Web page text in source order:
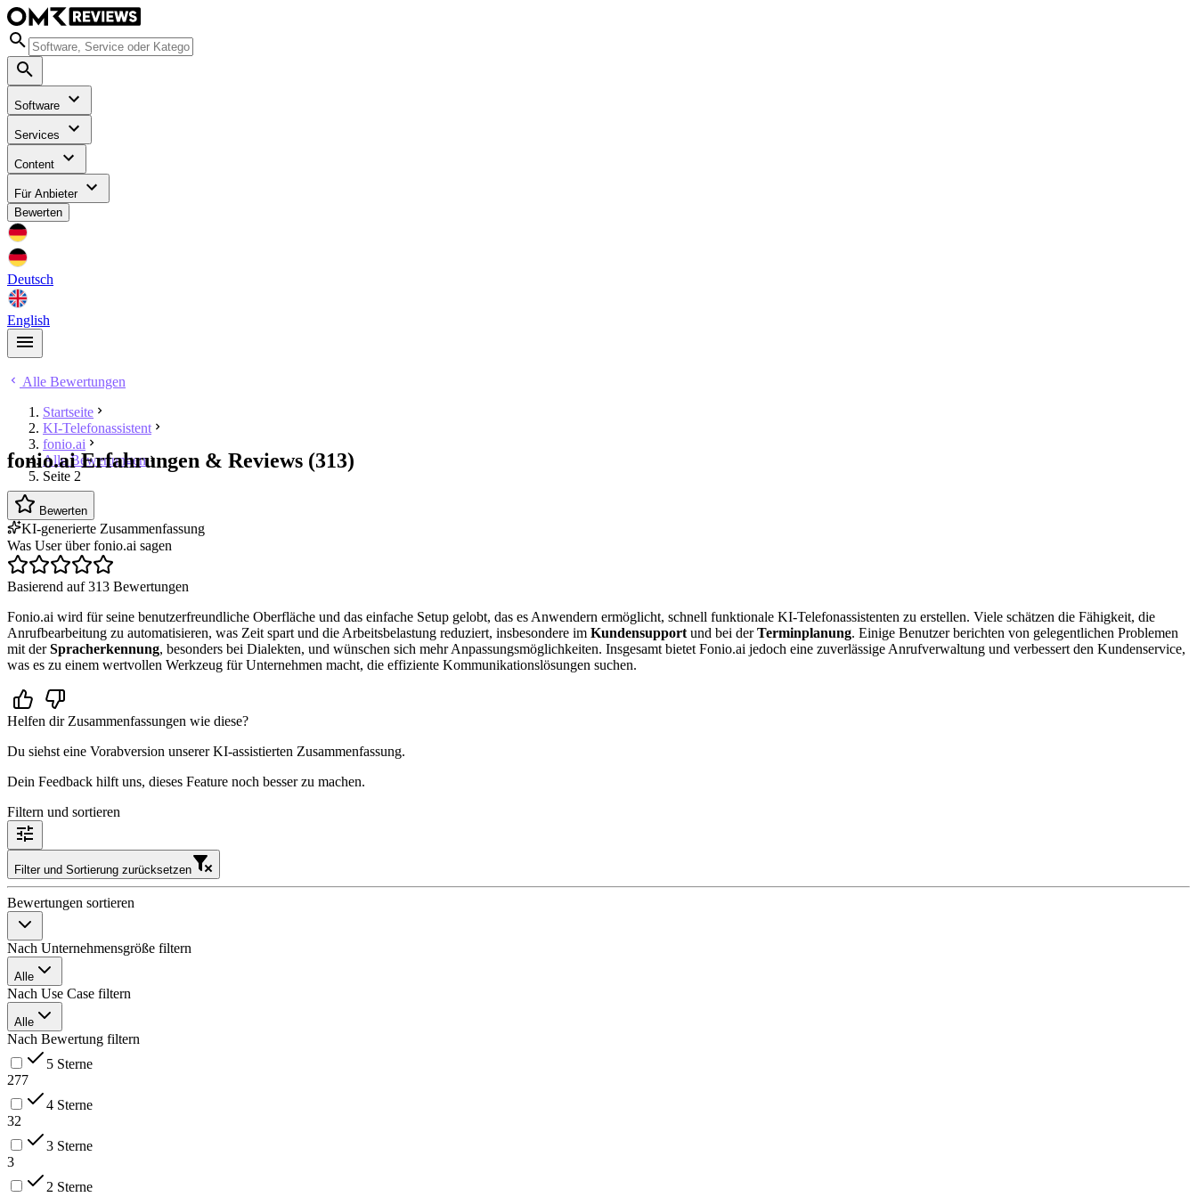
Software
Services
Content
Für Anbieter
Bewerten
Deutsch
English
Alle Bewertungen
Startseite
KI-Telefonassistent
fonio.ai
Alle Bewertungen
Seite 2
fonio.ai Erfahrungen & Reviews (313)
Bewerten
KI-generierte Zusammenfassung
Was User über fonio.ai sagen
Basierend auf 313 Bewertungen
Fonio.ai wird für seine benutzerfreundliche Oberfläche und das einfache Setup gelobt, das es Anwendern ermöglicht, schnell funktionale KI-Telefonassistenten zu erstellen. Viele schätzen die Fähigkeit, die
Anrufbearbeitung zu automatisieren, was Zeit spart und die Arbeitsbelastung reduziert, insbesondere im Kundensupport und bei derTerminplanung. Einige Benutzer berichten von gelegentlichen Problemen
mit derSpracherkennung, besonders bei Dialekten, und wünschen sich mehr Anpassungsmöglichkeiten. Insgesamt bietet Fonio.ai jedoch eine zuverlässige Anrufverwaltung und verbessert den Kundenservice,
was es zu einem wertvollen Werkzeug für Unternehmen macht, die effiziente Kommunikationslösungen suchen.
Helfen dir Zusammenfassungen wie diese?
Du siehst eine Vorabversion unserer KI-assistierten Zusammenfassung.
Dein Feedback hilft uns, dieses Feature noch besser zu machen.
Filtern und sortieren
Filter und Sortierung zurücksetzen
Bewertungen sortieren
Nach Unternehmensgröße filtern
Alle
Nach Use Case filtern
Alle
Nach Bewertung filtern
5 Sterne
277
4 Sterne
32
3 Sterne
3
2 Sterne